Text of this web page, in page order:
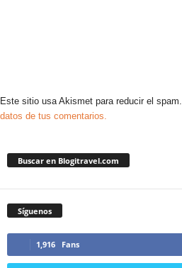
Este sitio usa Akismet para reducir el spam.
datos de tus comentarios.
Buscar en Blogitravel.com
Síguenos
1,916 Fans